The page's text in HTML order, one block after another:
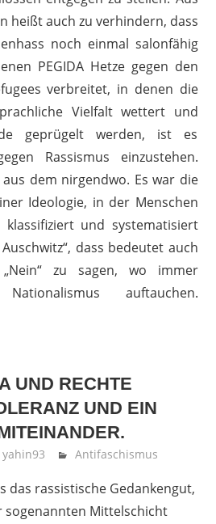
heißt auch zu verhindern, dass
noch einmal salonfähig
PEGIDA Hetze gegen den
verbreitet, in denen die
Vielfalt wettert und
geprügelt werden, ist es
Rassismus einzustehen.
dem nirgendwo. Es war die
Ideologie, in der Menschen
und systematisiert
dass bedeutet auch
zu sagen, wo immer
auftauchen.
UND RECHTE
UND EIN
yahin93 Antifaschismus
das rassistische Gedankengut,
sogenannten Mittelschicht